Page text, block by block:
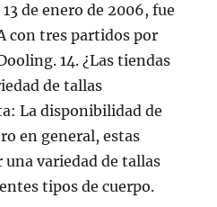
de enero de 2006, fue
con tres partidos por
14. ¿Las tiendas
de tallas
La disponibilidad de
en general, estas
variedad de tallas
tipos de cuerpo.